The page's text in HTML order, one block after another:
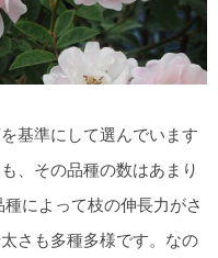
基準にして選んでいます
、その品種の数はあまり
によって枝の伸長力がさ
さも多種多様です。なの